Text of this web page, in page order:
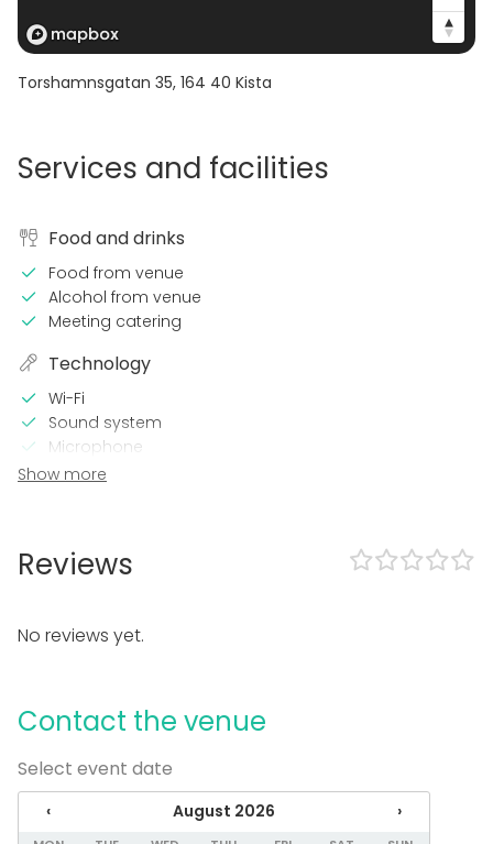
Torshamnsgatan 35, 164 40 Kista
Services and facilities
Food and drinks
Food from venue
Alcohol from venue
Meeting catering
Technology
Wi-Fi
Sound system
Microphone
Video conferencing equipment
Party
Meeting
Business / Corporate Event
Team building / Recreation
Venue type
Show more
Reviews
No reviews yet.
Contact the venue
Select event date
‹ August 2026 ›